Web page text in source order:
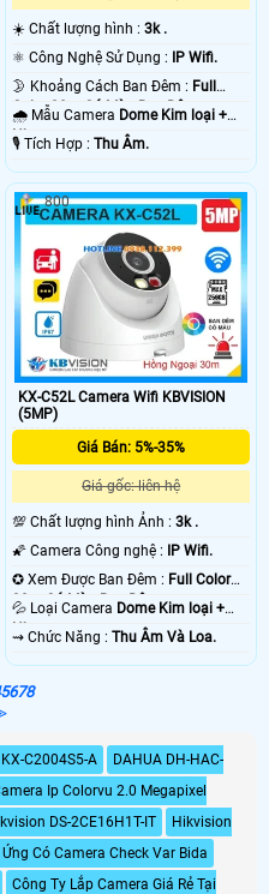
☀️ Chất lượng hình :3k .
⚛️ Công Nghệ Sử Dụng :
IP Wifi.
🌛 Khoảng Cách Ban Đêm : Full
Color 30m Có Màu Ban Ðêm.
🌧️ Mẫu Camera Dome Kim loại +
Nhựa.
️🎙 Tích Hợp :Thu Âm.
KX-C52L Camera Wifi KBVISION
(5MP)
Giá Bán: 5%-35%
Giá gốc: liên hệ
💯 Chất lượng hình Ảnh :3k .
🌠 Camera Công nghệ : IP Wifi.
✪ Xem Được Ban Đêm : Full Color
30m Có Màu Ban Ðêm.
💦 Loại Camera Dome Kim loại +
Nhựa.
️⇝ Chức Năng :Thu Âm Và Loa.
800
5678
C2004S5-A
DAHUA DH-HAC-
Ip Colorvu 2.0 Megapixel
DS-2CE16H1T-IT
Hikvision
Có Camera Check Var Bida
Công Ty Lắp Camera Giá Rẻ Tại